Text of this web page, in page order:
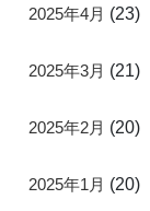
2025年4月 (23)
2025年3月 (21)
2025年2月 (20)
2025年1月 (20)